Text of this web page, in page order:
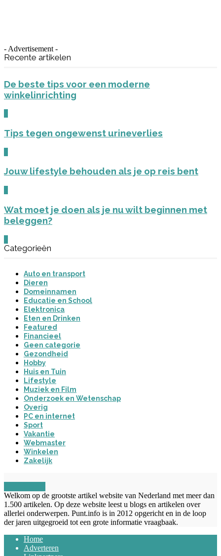
- Advertisement -
Recente artikelen
De beste tips voor een moderne
winkelinrichting
Tips tegen ongewenst urineverlies
Jouw lifestyle behouden als je op reis bent
Wat moet je doen als je nu wilt beginnen met
beleggen?
Categorieën
Auto en transport
Dieren
Domeinnamen
Educatie en School
Elektronica
Eten en Drinken
Featured
Financieel
Geen categorie
Gezondheid
Hobby
Huis en Tuin
Lifestyle
Muziek en Film
Onderzoek en Wetenschap
Overig
PC en internet
Sport
Vakantie
Webmaster
Winkelen
Zakelijk
Welkom op de grootste artikel website van Nederland met meer dan
1.500 artikelen. Op deze website leest u blogs en artikelen over
allerlei onderwerpen. Punt.info is in 2012 opgericht en in de loop
der jaren uitgegroeid tot een grote informatie vraagbaak.
Home
Adverteren